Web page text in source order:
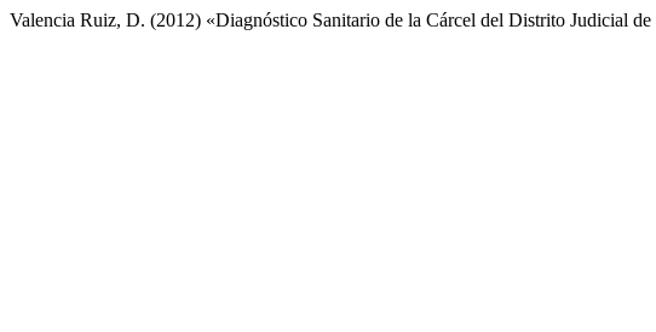
Valencia Ruiz, D. (2012) «Diagnóstico Sanitario de la Cárcel del Distrito Judicial